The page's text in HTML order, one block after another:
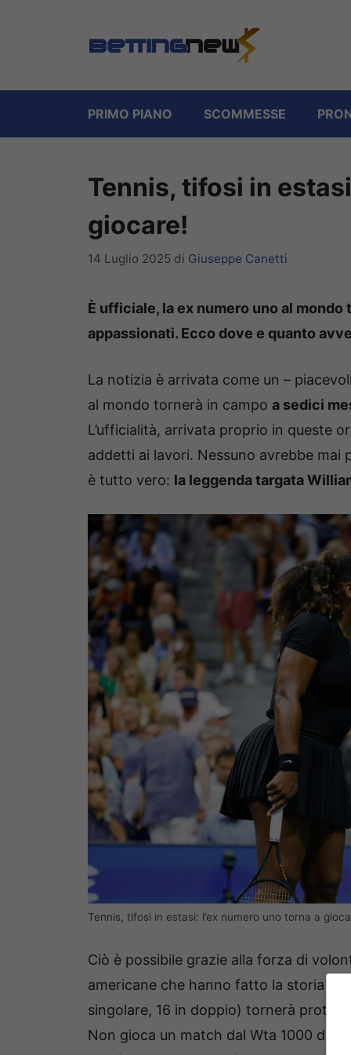
PRIMO PIANO SCOMMESSE
Tennis, tifosi in
giocare!
14 Luglio 2025 di Giuseppe Canetti
È ufficiale, la ex numero uno al mondo
appassionati. Ecco dove e quanto
La notizia è arrivata come un –
al mondo tornerà in campo a sedici
L’ufficialità, arrivata proprio in queste
addetti ai lavori. Nessuno avrebbe mai
è tutto vero: la leggenda targata
Tennis, tifosi in estasi: l’ex numero uno torna a
Ciò è possibile grazie alla forza di
americane che hanno fatto la storia del
singolare, 16 in doppio) tornerà
Non gioca un match dal Wta 1000 di